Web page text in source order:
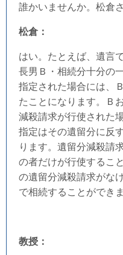
誰かいませんか。松倉
松倉：
はい。たとえば、遺言
長男Ｂ・相続分十分の
指定された場合には、
たことになります。Ｂ
減殺請求が行使された
指定はその遺留分に反
ります。遺留分減殺請
の者だけが行使するこ
の遺留分減殺請求がな
で相続することができま
教授：